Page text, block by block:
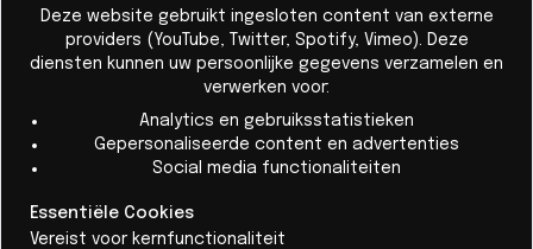
aandelen. Als die aandelen in waarde stijgen, moeten
werknemers daar elk jaar belasting over betalen.
Volgens Prosus en Booking kan dat ervoor zorgen dat
internationaal talent minder snel voor Nederland kiest.
Zij denken dat specialisten eerder naar andere landen
Deze website gebruikt ingesloten content van externe
providers (YouTube, Twitter, Spotify, Vimeo). Deze
diensten kunnen uw persoonlijke gegevens verzamelen en
verwerken voor:
Analytics en gebruiksstatistieken
Gepersonaliseerde content en advertenties
Social media functionaliteiten
Essentiële Cookies
Vereist voor kernfunctionaliteit